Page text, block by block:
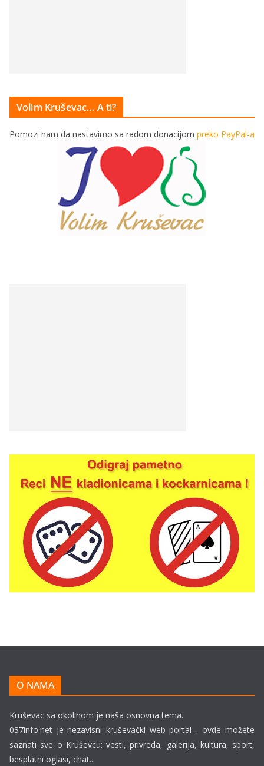
Volim Kruševac… A ti?
Pomozi nam da nastavimo sa radom donacijom preko PayPal-a
O NAMA
Kruševac sa okolinom je naša osnovna tema.
037info.net je nezavisni kruševački web portal - ovde možete
saznati sve o Kruševcu: vesti, privreda, galerija, kultura, sport,
besplatni oglasi, chat...